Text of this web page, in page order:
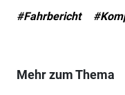
#Fahrbericht
Mehr zum Thema